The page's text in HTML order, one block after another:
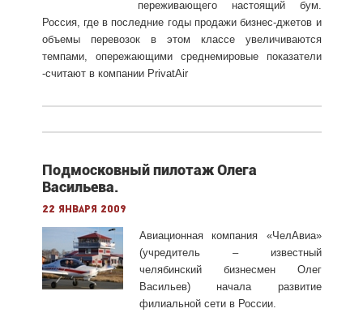
переживающего настоящий бум.
Россия, где в последние годы продажи бизнес-джетов и
объемы перевозок в этом классе увеличиваются
темпами, опережающими среднемировые показатели
-считают в компании PrivatAir
Подмосковный пилотаж Олега
Васильева.
22 января 2009
Авиационная компания «ЧелАвиа»
(учредитель – известный
челябинский бизнесмен Олег
Васильев) начала развитие
филиальной сети в России.